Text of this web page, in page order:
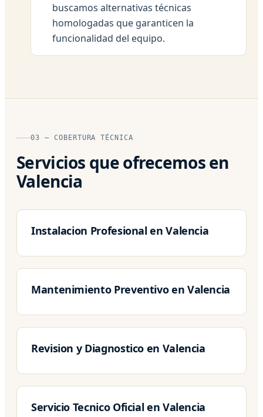
buscamos alternativas técnicas
homologadas que garanticen la
funcionalidad del equipo.
03 — COBERTURA TÉCNICA
Servicios que ofrecemos en
Valencia
Instalacion Profesional en Valencia
Mantenimiento Preventivo en Valencia
Revision y Diagnostico en Valencia
Servicio Tecnico Oficial en Valencia